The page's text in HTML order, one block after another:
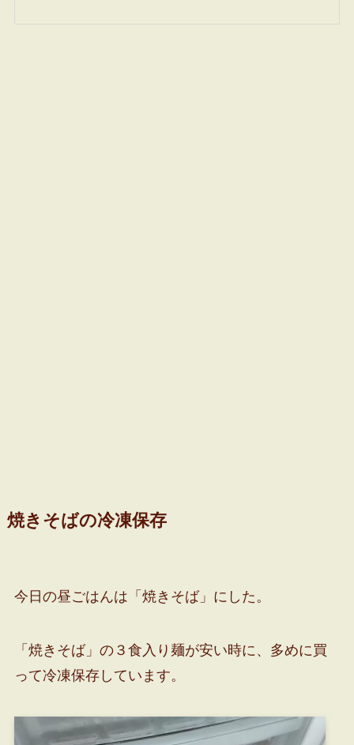
焼きそばの冷凍保存
今日の昼ごはんは「焼きそば」にした。
「焼きそば」の３食入り麺が安い時に、多めに買
って冷凍保存しています。